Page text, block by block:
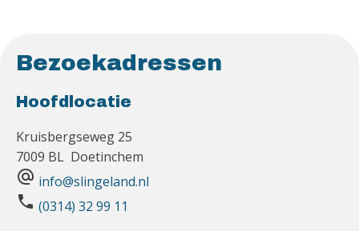
Bezoekadressen
Hoofdlocatie
Kruisbergseweg 25
7009 BL Doetinchem
alternate_email info@slingeland.nl
phone (0314) 32 99 11